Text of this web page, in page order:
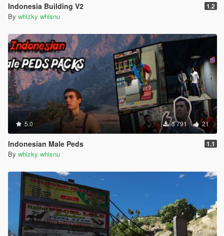
Indonesia Building V2 1.2
By whizky whisnu
5.0 3 791 21
Indonesian Male Peds 1.1
By whizky whisnu